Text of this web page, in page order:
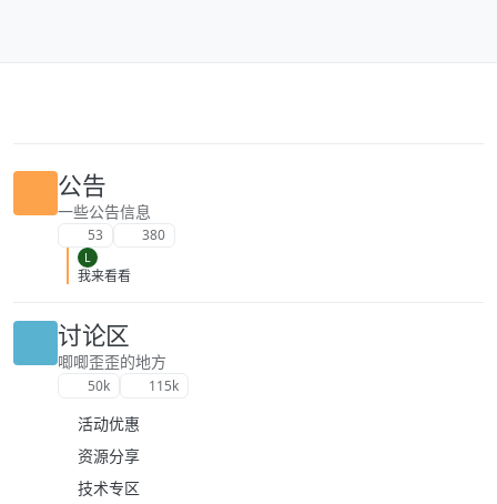
公告
一些公告信息
53 380
L
我来看看
讨论区
唧唧歪歪的地方
50k 115k
活动优惠
资源分享
技术专区